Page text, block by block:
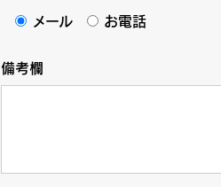
メール お電話
備考欄